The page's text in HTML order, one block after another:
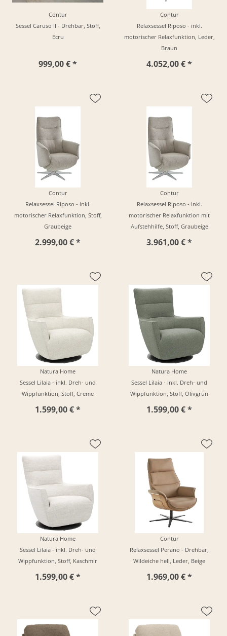
Contur
Sessel Caruso II - Drehbar, Stoff,
Ecru
999,00 € *
Contur
Relaxsessel Riposo - inkl.
motorischer Relaxfunktion, Leder,
Braun
4.052,00 € *
Contur
Relaxsessel Riposo - inkl.
motorischer Relaxfunktion, Stoff,
Graubeige
2.999,00 € *
Contur
Relaxsessel Riposo - inkl.
motorischer Relaxfunktion mit
Aufstehhilfe, Stoff, Graubeige
3.961,00 € *
Natura Home
Sessel Lilaia - inkl. Dreh- und
Wippfunktion, Stoff, Creme
1.599,00 € *
Natura Home
Sessel Lilaia - inkl. Dreh- und
Wippfunktion, Stoff, Olivgrün
1.599,00 € *
Natura Home
Sessel Lilaia - inkl. Dreh- und
Wippfunktion, Stoff, Kaschmir
1.599,00 € *
Contur
Relaxsessel Perano - Drehbar,
Wildeiche hell, Leder, Beige
1.969,00 € *